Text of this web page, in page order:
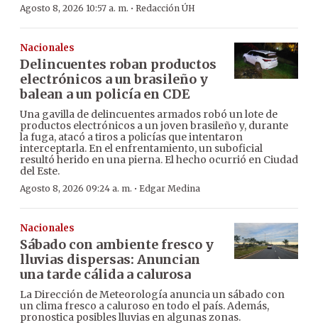
Agosto 8, 2026 10:57 a. m. · Redacción ÚH
Nacionales
Delincuentes roban productos
electrónicos a un brasileño y
balean a un policía en CDE
Una gavilla de delincuentes armados robó un lote de
productos electrónicos a un joven brasileño y, durante
la fuga, atacó a tiros a policías que intentaron
interceptarla. En el enfrentamiento, un suboficial
resultó herido en una pierna. El hecho ocurrió en Ciudad
del Este.
Agosto 8, 2026 09:24 a. m. · Edgar Medina
Nacionales
Sábado con ambiente fresco y
lluvias dispersas: Anuncian
una tarde cálida a calurosa
La Dirección de Meteorología anuncia un sábado con
un clima fresco a caluroso en todo el país. Además,
pronostica posibles lluvias en algunas zonas.